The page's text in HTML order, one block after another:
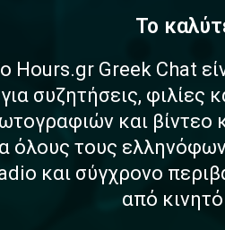
To
Hours.gr Greek Chat
για συζητήσεις, φιλίες
και βίντεο
όλους τους
και σύγχρονο
από